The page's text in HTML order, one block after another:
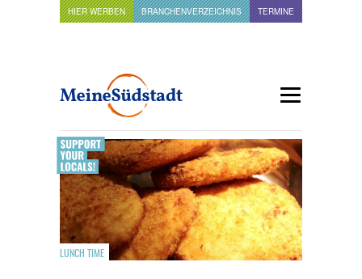
HIER WERBEN BRANCHENVERZEICHNIS TERMINE
LUNCH TIME